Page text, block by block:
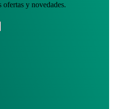
ofertas y novedades.